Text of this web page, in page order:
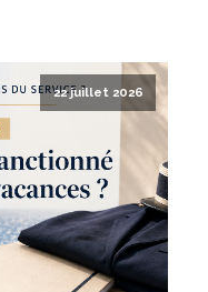
22 juillet 2026